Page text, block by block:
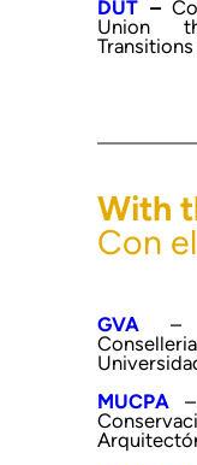
DUT –
Union
With
Con
GVA–
MUCPA